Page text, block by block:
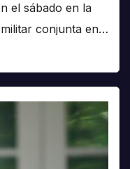
el sábado en la
conjunta en…